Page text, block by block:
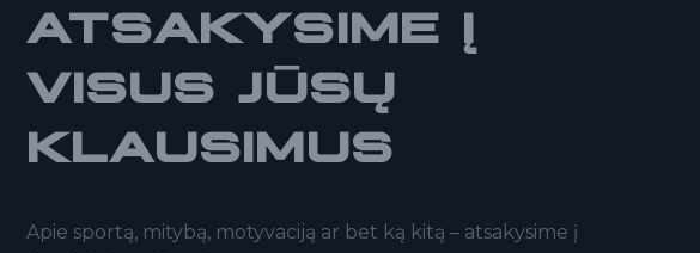
ATSAKYSIME Į
VISUS JŪSŲ
KLAUSIMUS
Apie sportą, mitybą, motyvaciją ar bet ką kitą – atsakysime į